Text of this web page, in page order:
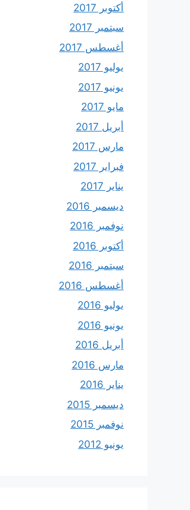
أكتوبر 2017
سبتمبر 2017
أغسطس 2017
يوليو 2017
يونيو 2017
مايو 2017
أبريل 2017
مارس 2017
فبراير 2017
يناير 2017
ديسمبر 2016
نوفمبر 2016
أكتوبر 2016
سبتمبر 2016
أغسطس 2016
يوليو 2016
يونيو 2016
أبريل 2016
مارس 2016
يناير 2016
ديسمبر 2015
نوفمبر 2015
يونيو 2012